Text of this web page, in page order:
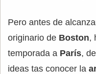
Pero antes de
originario de Boston,
temporada a París,
ideas tas conocer la